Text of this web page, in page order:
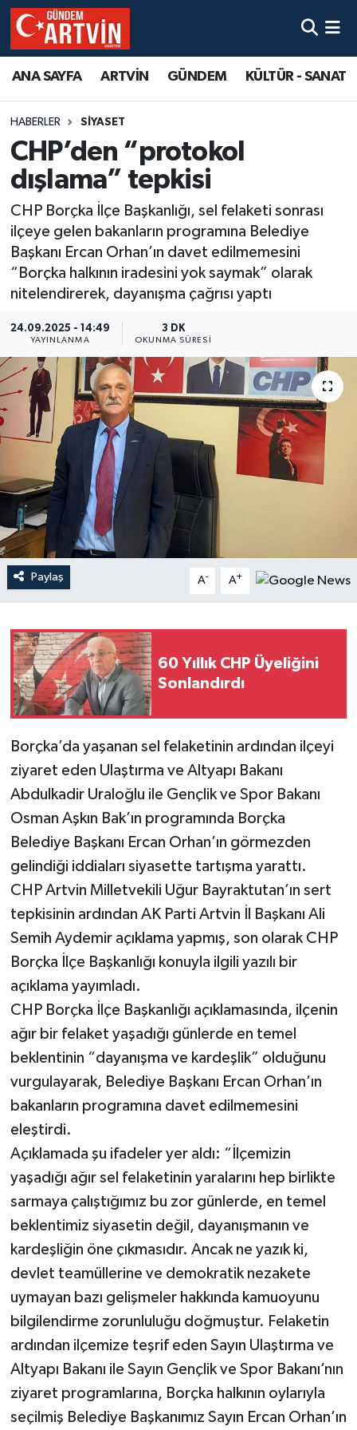
ANA SAYFA ARTVİN GÜNDEM KÜLTÜR - SANAT
HABERLER SİYASET
CHP’den “protokol
dışlama” tepkisi
CHP Borçka İlçe Başkanlığı, sel felaketi sonrası
ilçeye gelen bakanların programına Belediye
Başkanı Ercan Orhan’ın davet edilmemesini
“Borçka halkının iradesini yok saymak” olarak
nitelendirerek, dayanışma çağrısı yaptı
24.09.2025 - 14:49
YAYINLANMA
3 DK
OKUNMA SÜRESI
Paylaş A- A+
60 Yıllık CHP Üyeliğini
Sonlandırdı
Borçka’da yaşanan sel felaketinin ardından ilçeyi
ziyaret eden Ulaştırma ve Altyapı Bakanı
Abdulkadir Uraloğlu ile Gençlik ve Spor Bakanı
Osman Aşkın Bak’ın programında Borçka
Belediye Başkanı Ercan Orhan’ın görmezden
gelindiği iddiaları siyasette tartışma yarattı.
CHP Artvin Milletvekili Uğur Bayraktutan’ın sert
tepkisinin ardından AK Parti Artvin İl Başkanı Ali
Semih Aydemir açıklama yapmış, son olarak CHP
Borçka İlçe Başkanlığı konuyla ilgili yazılı bir
açıklama yayımladı.
CHP Borçka İlçe Başkanlığı açıklamasında, ilçenin
ağır bir felaket yaşadığı günlerde en temel
beklentinin “dayanışma ve kardeşlik” olduğunu
vurgulayarak, Belediye Başkanı Ercan Orhan’ın
bakanların programına davet edilmemesini
eleştirdi.
Açıklamada şu ifadeler yer aldı: “İlçemizin
yaşadığı ağır sel felaketinin yaralarını hep birlikte
sarmaya çalıştığımız bu zor günlerde, en temel
beklentimiz siyasetin değil, dayanışmanın ve
kardeşliğin öne çıkmasıdır. Ancak ne yazık ki,
devlet teamüllerine ve demokratik nezakete
uymayan bazı gelişmeler hakkında kamuoyunu
bilgilendirme zorunluluğu doğmuştur. Felaketin
ardından ilçemize teşrif eden Sayın Ulaştırma ve
Altyapı Bakanı ile Sayın Gençlik ve Spor Bakanı’nın
ziyaret programlarına, Borçka halkının oylarıyla
seçilmiş Belediye Başkanımız Sayın Ercan Orhan’ın